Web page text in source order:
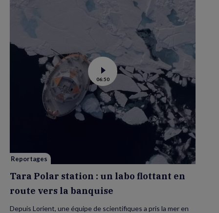
Voir
la
vidéo
de
Tara
Polar
station
:
la
06:50
Reportages
Tara Polar station : un labo flottant en
route vers la banquise
Depuis Lorient, une équipe de scientifiques a pris la mer en